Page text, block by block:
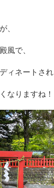
、
風で、
ィネートされ
なりますね！